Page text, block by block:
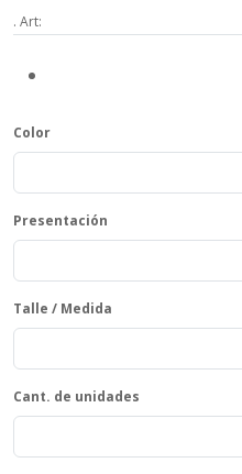
. Art:
Color
Presentación
Talle / Medida
Cant. de unidades